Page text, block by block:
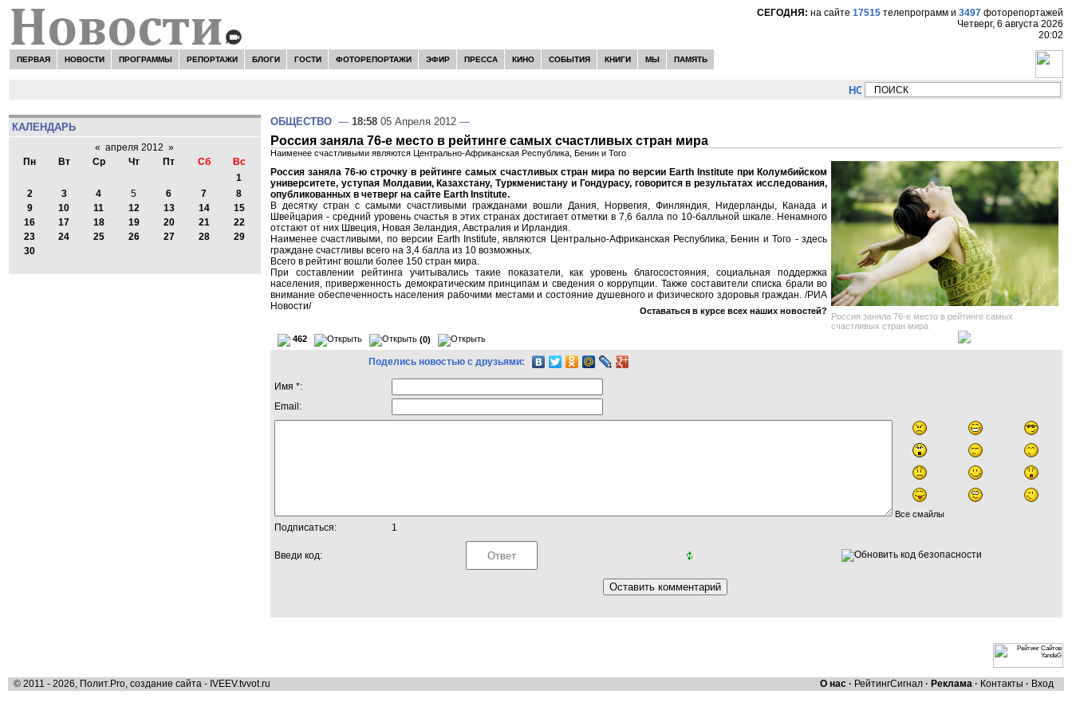
СЕГОДНЯ: на сайте 17515 телепрограмм и 3497 фоторепортажей
Четверг, 6 августа 2026
20:02
ПЕРВАЯ НОВОСТИ ПРОГРАММЫ РЕПОРТАЖИ БЛОГИ ГОСТИ ФОТОРЕПОРТАЖИ ЭФИР ПРЕССА КИНО СОБЫТИЯ КНИГИ МЫ ПАМЯТЬ
НОВОСТИ: Сергей Цыпляев "Мир как никогда
КАЛЕНДАРЬ
« апреля 2012 »
Пн
Вт Ср Чт Пт Сб
Вс
1
2
3 4 5 6 7
8
9
10 11 12 13 14
15
16
17 18 19 20 21
22
23
24 25 26 27 28
29
30
ОБЩЕСТВО — 18:58 05 Апреля 2012 —
Россия заняла 76-е место в рейтинге самых счастливых стран мира
Наименее счастливыми являются Центрально-Африканская Республика, Бенин и Того
Россия заняла 76-е место в рейтинге самых
счастливых стран мира
Россия заняла 76-ю строчку в рейтинге самых счастливых стран мира по версии Earth Institute при Колумбийском
университете, уступая Молдавии, Казахстану, Туркменистану и Гондурасу, говорится в результатах исследования,
опубликованных в четверг на сайте Earth Institute.
В десятку стран с самыми счастливыми гражданами вошли Дания, Норвегия, Финляндия, Нидерланды, Канада и
Швейцария - средний уровень счастья в этих странах достигает отметки в 7,6 балла по 10-балльной шкале. Ненамного
отстают от них Швеция, Новая Зеландия, Австралия и Ирландия.
Наименее счастливыми, по версии Earth Institute, являются Центрально-Африканская Республика, Бенин и Того - здесь
граждане счастливы всего на 3,4 балла из 10 возможных.
Всего в рейтинг вошли более 150 стран мира.
При составлении рейтинга учитывались такие показатели, как уровень благосостояния, социальная поддержка
населения, приверженность демократическим принципам и сведения о коррупции. Также составители списка брали во
внимание обеспеченность населения рабочими местами и состояние душевного и физического здоровья граждан. /РИА
Новости/
Оставаться в курсе всех наших новостей?
462 (0)
Поделись новостью с друзьями:
Имя *:
Email:
Все смайлы
Подписаться: 1
Введи код:
© 2011 - 2026, Полит.Pro, создание сайта - IVEEV.tvvot.ru О нас · РейтингСигнал · Реклама · Контакты · Вход